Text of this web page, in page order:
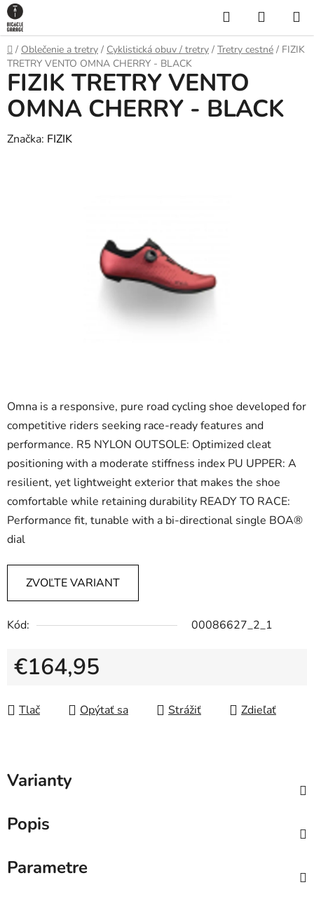
Prejsť
na
obsah
Hľadať
KOŠÍK
Domov
/ Oblečenie a tretry / Cyklistická obuv / tretry / Tretry cestné / FIZIK
TRETRY VENTO OMNA CHERRY - BLACK
Omna is a responsive, pure road cycling shoe developed for
competitive riders seeking race-ready features and
performance. R5 NYLON OUTSOLE: Optimized cleat
positioning with a moderate stiffness index PU UPPER: A
resilient, yet lightweight exterior that makes the shoe
comfortable while retaining durability READY TO RACE:
Performance fit, tunable with a bi-directional single BOA®
dial
ZVOĽTE VARIANT
Kód: 00086627_2_1
€164,95
Tlač
Opýtať sa Strážiť Zdieľať
FIZIK TRETRY VENTO
OMNA CHERRY - BLACK
Značka: FIZIK
Varianty
Popis
Parametre